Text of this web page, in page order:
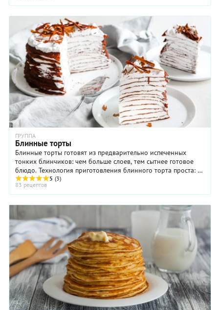
ГРУППА
Блинные торты
Блинные торты готовят из предварительно испеченных
тонких блинчиков: чем больше слоев, тем сытнее готовое
блюдо. Технология приготовления блинного торта проста: на
блюдо или тарелку с плоским дном ...
5 (3)
83 рецептов